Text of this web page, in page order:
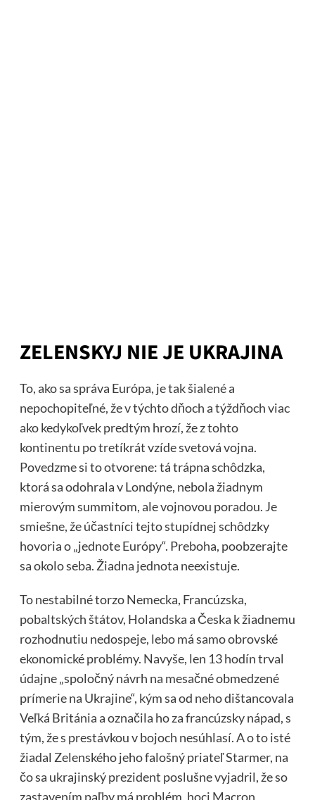
ZELENSKYJ NIE JE UKRAJINA
To, ako sa správa Európa, je tak šialené a
nepochopiteľné, že v týchto dňoch a týždňoch viac
ako kedykoľvek predtým hrozí, že z tohto
kontinentu po tretíkrát vzíde svetová vojna.
Povedzme si to otvorene: tá trápna schôdzka,
ktorá sa odohrala v Londýne, nebola žiadnym
mierovým summitom, ale vojnovou poradou. Je
smiešne, že účastníci tejto stupídnej schôdzky
hovoria o „jednote Európy“. Preboha, poobzerajte
sa okolo seba. Žiadna jednota neexistuje.
To nestabilné torzo Nemecka, Francúzska,
pobaltských štátov, Holandska a Česka k žiadnemu
rozhodnutiu nedospeje, lebo má samo obrovské
ekonomické problémy. Navyše, len 13 hodín trval
údajne „spoločný návrh na mesačné obmedzené
prímerie na Ukrajine“, kým sa od neho dištancovala
Veľká Británia a označila ho za francúzsky nápad, s
tým, že s prestávkou v bojoch nesúhlasí. A o to isté
žiadal Zelenského jeho falošný priateľ Starmer, na
čo sa ukrajinský prezident poslušne vyjadril, že so
zastavením paľby má problém, hoci Macron